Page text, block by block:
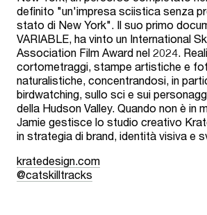
definito "un'impresa sciistica senza
stato di New York". Il suo primo
VARIABLE, ha vinto un International
Association Film Award nel 2024.
cortometraggi, stampe artistiche e
naturalistiche, concentrandosi, in
birdwatching, sullo sci e sui
della Hudson Valley. Quando non è in
Jamie gestisce lo studio creativo
in strategia di brand, identità visiva e
kratedesign.com
@catskilltracks